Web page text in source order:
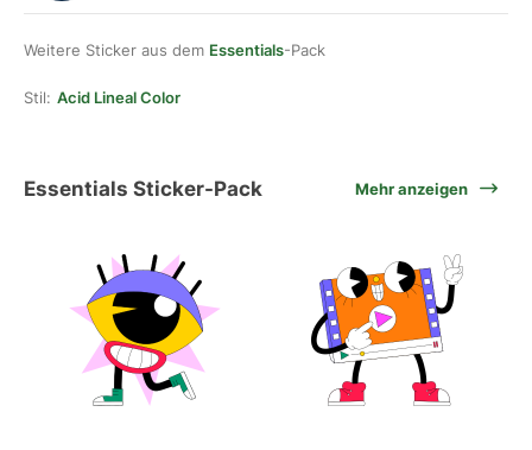
Weitere Sticker aus dem Essentials-Pack
Stil: Acid Lineal Color
Essentials Sticker-Pack Mehr anzeigen